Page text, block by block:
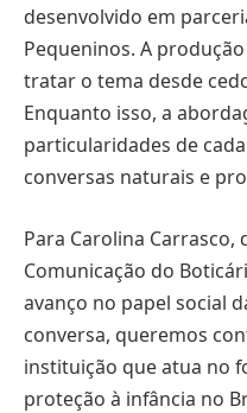
desenvolvido em
Pequeninos. A
tratar o tema desde
Enquanto isso, a
particularidades de
conversas naturais e
Para Carolina
Comunicação do
avanço no papel social
conversa, queremos
instituição que atua no
proteção à infância no